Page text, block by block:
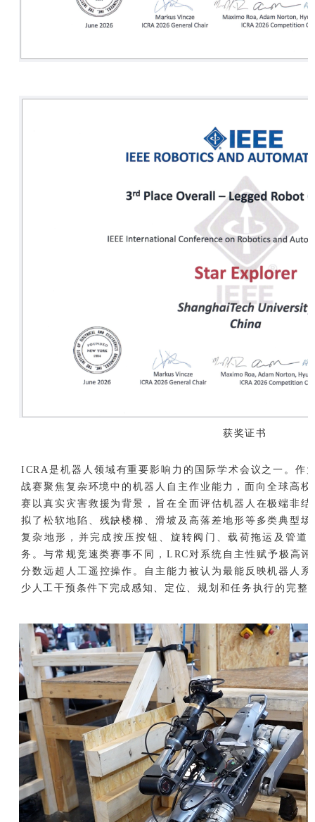
获奖证书
ICRA是机器人领域有重要影响力的国际学术会议之一。作
战赛聚焦复杂环境中的机器人自主作业能力，面向全球高
赛以真实灾害救援为背景，旨在全面评估机器人在极端非
拟了松软地陷、残缺楼梯、滑坡及高落差地形等多类典型
复杂地形，并完成按压按钮、旋转阀门、载荷拖运及管道
务。与常规竞速类赛事不同，LRC对系统自主性赋予极高
分数远超人工遥控操作。自主能力被认为最能反映机器人
少人工干预条件下完成感知、定位、规划和任务执行的完整